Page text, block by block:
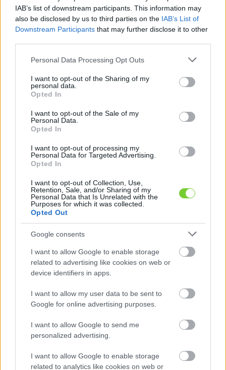
IAB’s list of downstream participants. This information may
also be disclosed by us to third parties on the IAB’s List of
Downstream Participants that may further disclose it to other
Please note that this website/app uses one or more Google
not limited to your visit or usage behaviour. You may click to
grant or deny consent to Google and its third-party tags to
use your data for below specified purposes in below Google
consent section.
Personal Data Processing Opt Outs
I want to opt-out of the Sharing of my
personal data.
Opted In
I want to opt-out of the Sale of my
Personal Data.
Opted In
I want to opt-out of processing my
Personal Data for Targeted Advertising.
Opted In
I want to opt-out of Collection, Use,
Retention, Sale, and/or Sharing of my
Personal Data that Is Unrelated with the
Purposes for which it was collected.
Opted Out
Google consents
I want to allow Google to enable storage
related to advertising like cookies on web or
device identifiers in apps.
I want to allow my user data to be sent to
Google for online advertising purposes.
I want to allow Google to send me
personalized advertising.
I want to allow Google to enable storage
related to analytics like cookies on web or
Felhasználónév
Jelszó
Elfelejtette jelszavát?
Bejelentkezés
faiskola.hu
Kertészeti, kerti termékek és szolgáltatások térképes
KERTÉSZ ÉS KERTÉSZET REGISZTRÁCIÓ